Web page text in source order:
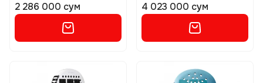
2 286 000 сум 4 023 000 сум